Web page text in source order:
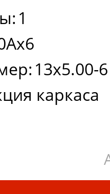
1
13x5.00-6
каркаса